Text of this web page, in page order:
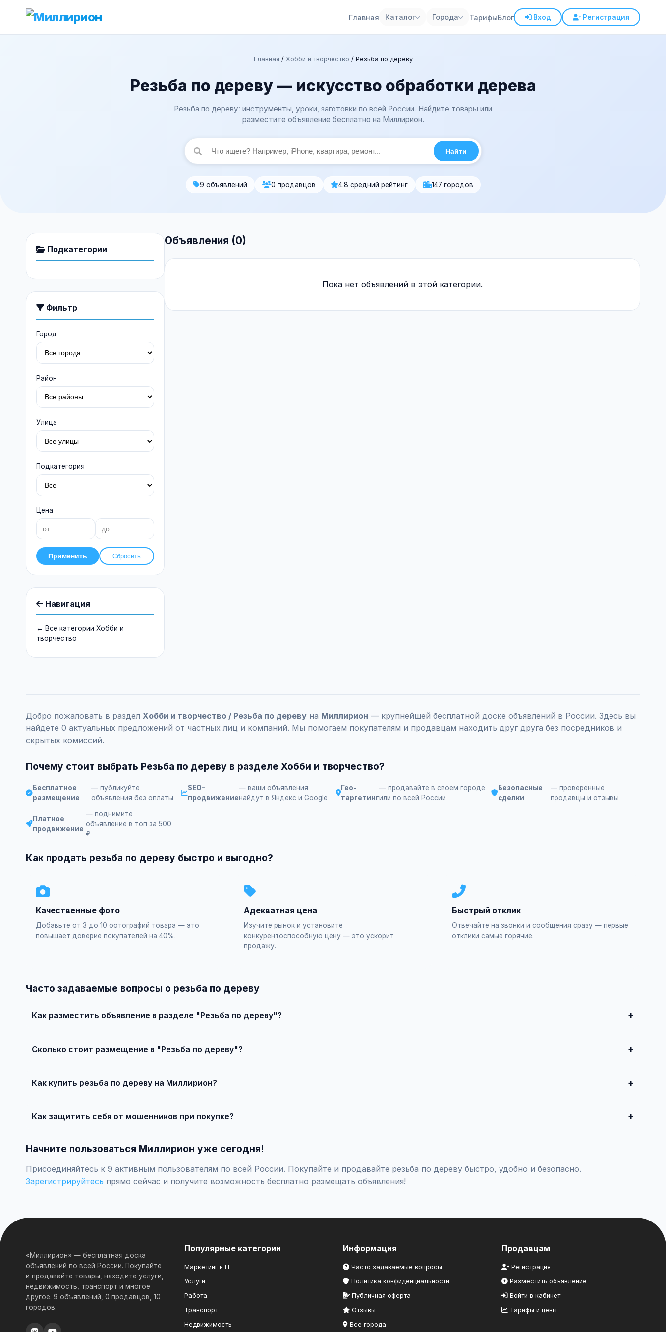
Главная Каталог Города ТарифыБлог Вход Регистрация
Главная / Хобби и творчество / Резьба по дереву
Резьба по дереву — искусство обработки дерева
Резьба по дереву: инструменты, уроки, заготовки по всей России. Найдите товары или
разместите объявление бесплатно на Миллирион.
Найти
9 объявлений 0 продавцов 4.8 средний рейтинг 147 городов
Подкатегории
Фильтр
Город
Район
Улица
Подкатегория
Цена
Применить Сбросить
Навигация
← Все категории Хобби и
творчество
Объявления (0)
Пока нет объявлений в этой категории.
Добро пожаловать в раздел Хобби и творчество / Резьба по дереву на Миллирион — крупнейшей бесплатной доске объявлений в России. Здесь вы
найдете 0 актуальных предложений от частных лиц и компаний. Мы помогаем покупателям и продавцам находить друг друга без посредников и
скрытых комиссий.
Почему стоит выбрать Резьба по дереву в разделе Хобби и творчество?
Бесплатное
размещение
— публикуйте
объявления без оплаты
SEO-
продвижение
— ваши объявления
найдут в Яндекс и Google
Гео-
таргетинг
— продавайте в своем городе
или по всей России
Безопасные
сделки
— проверенные
продавцы и отзывы
Платное
продвижение
— поднимите
объявление в топ за 500
₽
Как продать резьба по дереву быстро и выгодно?
Качественные фото
Добавьте от 3 до 10 фотографий товара — это
повышает доверие покупателей на 40%.
Адекватная цена
Изучите рынок и установите
конкурентоспособную цену — это ускорит
продажу.
Быстрый отклик
Отвечайте на звонки и сообщения сразу — первые
отклики самые горячие.
Часто задаваемые вопросы о резьба по дереву
Как разместить объявление в разделе "Резьба по дереву"?
Сколько стоит размещение в "Резьба по дереву"?
Как купить резьба по дереву на Миллирион?
Как защитить себя от мошенников при покупке?
Начните пользоваться Миллирион уже сегодня!
Присоединяйтесь к 9 активным пользователям по всей России. Покупайте и продавайте резьба по дереву быстро, удобно и безопасно.
Зарегистрируйтесь прямо сейчас и получите возможность бесплатно размещать объявления!
«Миллирион» — бесплатная доска
объявлений по всей России. Покупайте
и продавайте товары, находите услуги,
недвижимость, транспорт и многое
другое. 9 объявлений, 0 продавцов, 10
городов.
Популярные категории
Маркетинг и IT
Услуги
Работа
Транспорт
Недвижимость
Информация
Часто задаваемые вопросы
Политика конфиденциальности
Публичная оферта
Отзывы
Все города
Продавцам
Регистрация
Разместить объявление
Войти в кабинет
Тарифы и цены